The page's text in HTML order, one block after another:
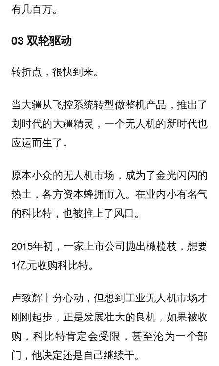
有几百万。
03 双轮驱动
转折点，很快到来。
当大疆从飞控系统转型做整机产品，推出了
划时代的大疆精灵，一个无人机的新时代也
应运而生了。
原本小众的无人机市场，成为了金光闪闪的
热土，各方资本蜂拥而入。在业内小有名气
的科比特，也被推上了风口。
2015年初，一家上市公司抛出橄榄枝，想要
1亿元收购科比特。
卢致辉十分心动，但想到工业无人机市场才
刚刚起步，正是发展壮大的良机，如果被收
购，科比特肯定会受限，甚至沦为一个部
门，他决定还是自己继续干。